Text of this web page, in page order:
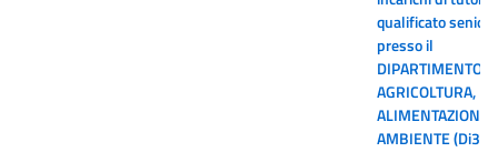
qualificato senior
presso il
DIPARTIMENTO
AGRICOLTURA,
ALIMENTAZIONE
AMBIENTE (Di3A)